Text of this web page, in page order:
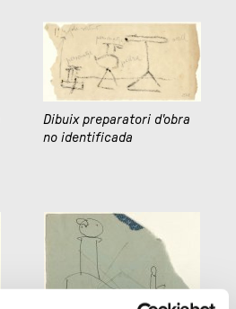
Dibuix preparatori d'obra
no identificada